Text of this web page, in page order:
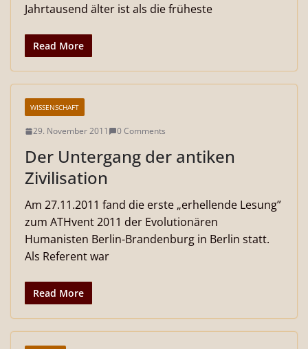
Jahrtausend älter ist als die früheste
Read More
WISSENSCHAFT
29. November 2011 0 Comments
Der Untergang der antiken
Zivilisation
Am 27.11.2011 fand die erste „erhellende Lesung”
zum ATHvent 2011 der Evolutionären
Humanisten Berlin-Brandenburg in Berlin statt.
Als Referent war
Read More